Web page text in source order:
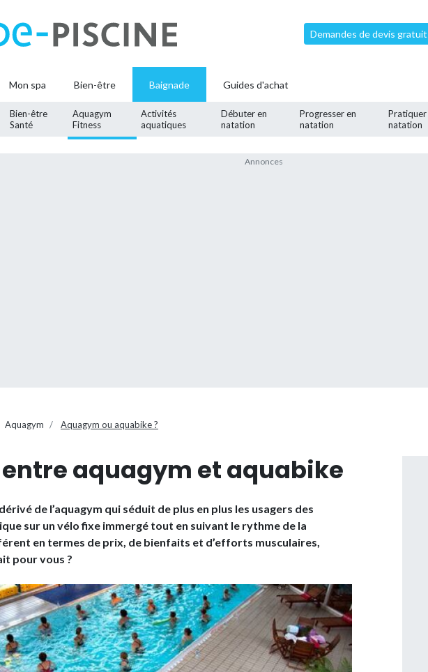
Demandes de devis
Mon spa Bien-être Baignade
Bien-être
Santé
Aquagym
Fitness
Activités
aquatiques
Débuter en
natation
Progresser en
natation
Pratiquer
natation
Guides d'achat
Aquagym Aquagym ou aquabike ?
aquagym et aquabike
de l’aquagym qui séduit de plus en plus les usagers des
sur un vélo fixe immergé tout en suivant le rythme de la
en termes de prix, de bienfaits et d’efforts musculaires,
pour vous ?